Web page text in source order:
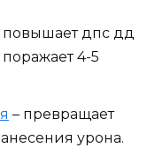
повышает дпс дд
4-5
– превращает
урона.